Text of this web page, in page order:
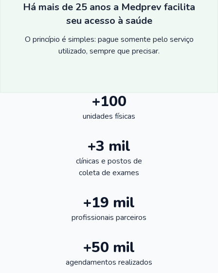
Há mais de 25 anos a Medprev facilita
seu acesso à saúde
O princípio é simples: pague somente pelo serviço
utilizado, sempre que precisar.
+100
unidades físicas
+3 mil
clínicas e postos de
coleta de exames
+19 mil
profissionais parceiros
+50 mil
agendamentos realizados